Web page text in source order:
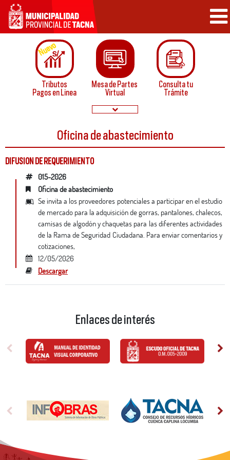
Nuevo
Tributos
Pagos en Linea
Mesa de Partes
Virtual
Consulta tu
Trámite
Convocatorias
Papeletas de
Buzón de
Sugerencias
Servicios
en linea
Oficina de abastecimiento
DIFUSION DE REQUERIMIENTO
015-2026
oficina de abastecimiento
Se invita a los proveedores potenciales a participar en el estudio
de mercado para la adquisición de gorras, pantalones, chalecos,
camisas de algodón y chaquetas para las diferentes actividades
de la Rama de Seguridad Ciudadana. Para enviar comentarios y
cotizaciones,
12/05/2026
Descargar
Enlaces de interés